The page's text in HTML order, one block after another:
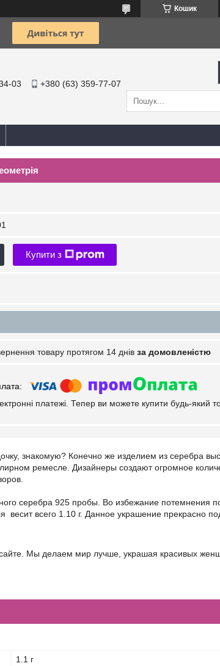
Кошик
03 +380 (63) 359-77-07
Купити з
товару протягом 14 днів за домовленістю
платежі. Тепер ви можете купити будь-який
знакомую? Конечно же изделием из серебра
ремесле. Дизайнеры создают огромное
серебра 925 пробы. Во избежание потемнения
всего 1.10 г. Данное украшение прекрасно
Мы делаем мир лучше, украшая красивых
1.1 г